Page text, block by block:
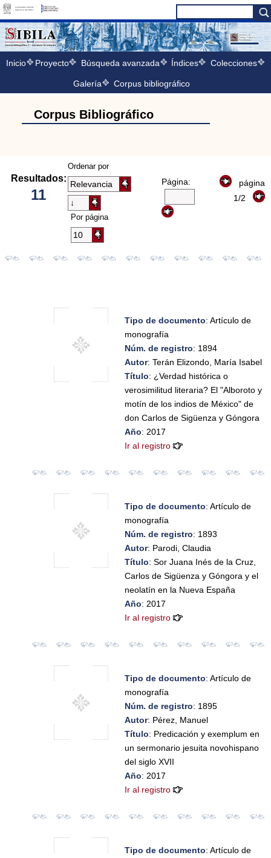
Inicio Proyecto Búsqueda avanzada Índices Colecciones
Galería Corpus bibliográfico
Corpus Bibliográfico
Resultados:
11
Ordenar por
Por página
Página:
página
1/2
Tipo de documento: Artículo de
monografía
Núm. de registro: 1894
Autor: Terán Elizondo, María Isabel
Título: ¿Verdad histórica o
verosimilitud literaria? El "Alboroto y
motín de los indios de México" de
don Carlos de Sigüenza y Góngora
Año: 2017
Ir al registro
Tipo de documento: Artículo de
monografía
Núm. de registro: 1893
Autor: Parodi, Claudia
Título: Sor Juana Inés de la Cruz,
Carlos de Sigüenza y Góngora y el
neolatín en la Nueva España
Año: 2017
Ir al registro
Tipo de documento: Artículo de
monografía
Núm. de registro: 1895
Autor: Pérez, Manuel
Título: Predicación y exemplum en
un sermonario jesuita novohispano
del siglo XVII
Año: 2017
Ir al registro
Tipo de documento: Artículo de